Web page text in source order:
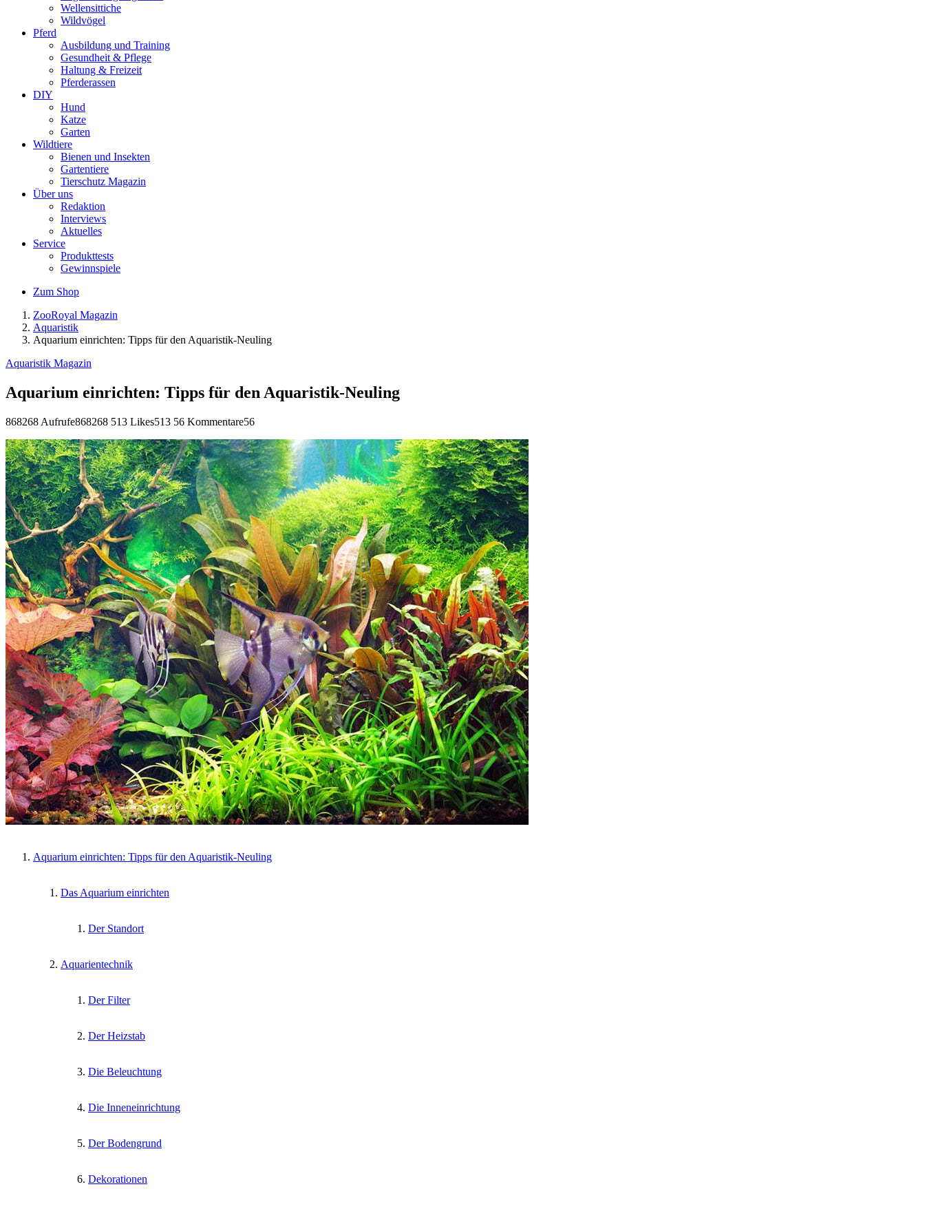
Wellensittiche
Wildvögel
Pferd
Ausbildung und Training
Gesundheit & Pflege
Haltung & Freizeit
Pferderassen
DIY
Hund
Katze
Garten
Wildtiere
Bienen und Insekten
Gartentiere
Tierschutz Magazin
Über uns
Redaktion
Interviews
Aktuelles
Service
Produkttests
Gewinnspiele
Zum Shop
ZooRoyal Magazin
Aquaristik
Aquarium einrichten: Tipps für den Aquaristik-Neuling
Aquaristik Magazin
Aquarium einrichten: Tipps für den Aquaristik-Neuling
868268 Aufrufe868268 513 Likes513 56 Kommentare56
Aquarium einrichten: Tipps für den Aquaristik-Neuling
Das Aquarium einrichten
Der Standort
Aquarientechnik
Der Filter
Der Heizstab
Die Beleuchtung
Die Inneneinrichtung
Der Bodengrund
Dekorationen